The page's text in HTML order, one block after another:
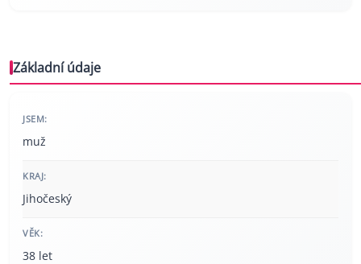
Základní údaje
JSEM:
muž
KRAJ:
Jihočeský
VĚK:
38 let